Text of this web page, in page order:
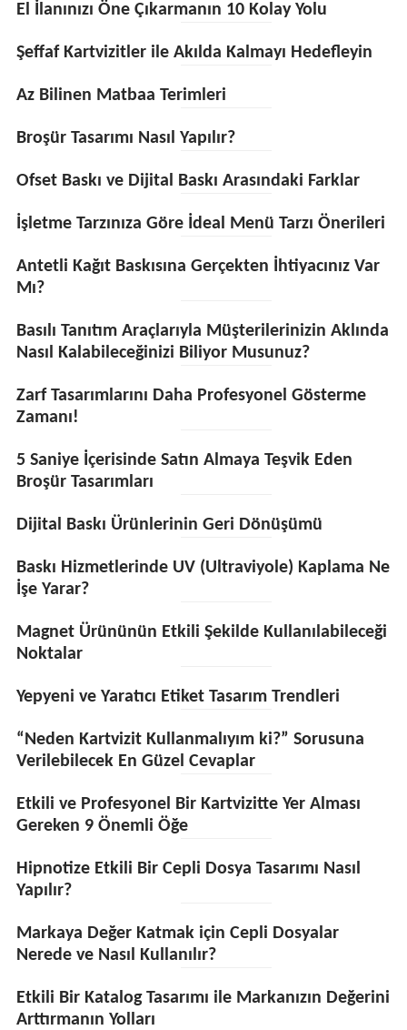
El İlanınızı Öne Çıkarmanın 10 Kolay Yolu
Şeffaf Kartvizitler ile Akılda Kalmayı Hedefleyin
Az Bilinen Matbaa Terimleri
Broşür Tasarımı Nasıl Yapılır?
Ofset Baskı ve Dijital Baskı Arasındaki Farklar
İşletme Tarzınıza Göre İdeal Menü Tarzı Önerileri
Antetli Kağıt Baskısına Gerçekten İhtiyacınız Var
Mı?
Basılı Tanıtım Araçlarıyla Müşterilerinizin Aklında
Nasıl Kalabileceğinizi Biliyor Musunuz?
Zarf Tasarımlarını Daha Profesyonel Gösterme
Zamanı!
5 Saniye İçerisinde Satın Almaya Teşvik Eden
Broşür Tasarımları
Dijital Baskı Ürünlerinin Geri Dönüşümü
Baskı Hizmetlerinde UV (Ultraviyole) Kaplama Ne
İşe Yarar?
Magnet Ürününün Etkili Şekilde Kullanılabileceği
Noktalar
Yepyeni ve Yaratıcı Etiket Tasarım Trendleri
“Neden Kartvizit Kullanmalıyım ki?” Sorusuna
Verilebilecek En Güzel Cevaplar
Etkili ve Profesyonel Bir Kartvizitte Yer Alması
Gereken 9 Önemli Öğe
Hipnotize Etkili Bir Cepli Dosya Tasarımı Nasıl
Yapılır?
Markaya Değer Katmak için Cepli Dosyalar
Nerede ve Nasıl Kullanılır?
Etkili Bir Katalog Tasarımı ile Markanızın Değerini
Arttırmanın Yolları